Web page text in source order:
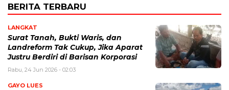
BERITA TERBARU
LANGKAT
Surat Tanah, Bukti Waris, dan
Landreform Tak Cukup, Jika Aparat
Justru Berdiri di Barisan Korporasi
Rabu, 24 Jun 2026 - 02:03
GAYO LUES